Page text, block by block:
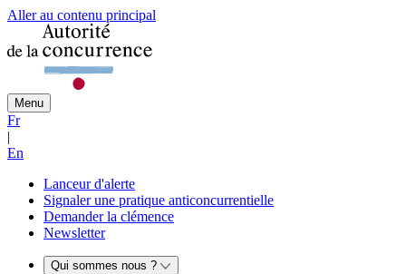
Aller au contenu principal
Menu
Fr
|
En
Lanceur d'alerte
Signaler une pratique anticoncurrentielle
Demander la clémence
Newsletter
Qui sommes nous ?